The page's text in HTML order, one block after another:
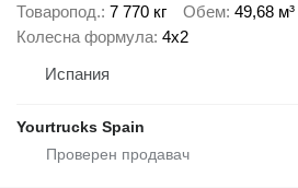
Товаропод. 7 770 кг Обем 49,68 м³
Колесна формула 4x2
Испания
Yourtrucks Spain